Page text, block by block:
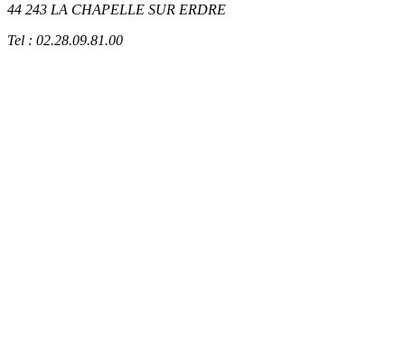
44 243 LA CHAPELLE SUR ERDRE
Tel : 02.28.09.81.00